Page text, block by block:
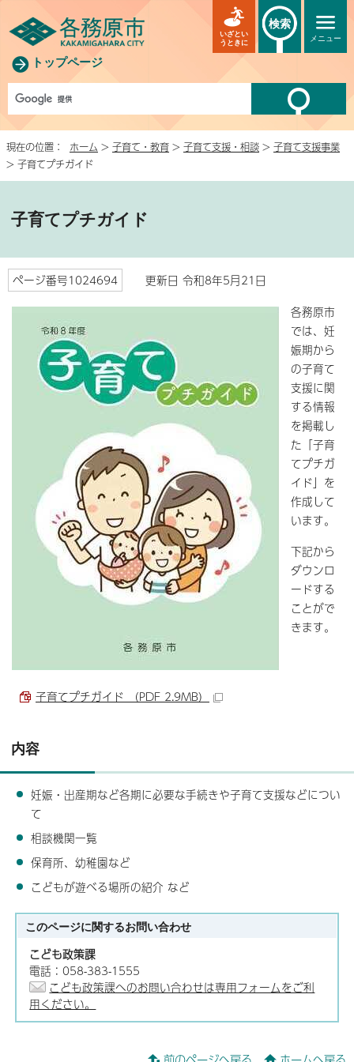
トップページ
メニュー
いざとい
うときに
検索
現在の位置： ホーム > 子育て・教育 > 子育て支援・相談 > 子育て支援事業
> 子育てプチガイド
子育てプチガイド
ページ番号1024694
更新日 令和8年5月21日
各務原市
では、妊
娠期から
の子育て
支援に関
する情報
を掲載し
た「子育
てプチガ
イド」を
作成して
います。
下記から
ダウンロ
ードする
ことがで
きます。
子育てプチガイド （PDF 2.9MB）
内容
妊娠・出産期など各期に必要な手続きや子育て支援などについ
て
相談機関一覧
保育所、幼稚園など
こどもが遊べる場所の紹介 など
このページに関するお問い合わせ
こども政策課
電話：058-383-1555
こども政策課へのお問い合わせは専用フォームをご利
用ください。